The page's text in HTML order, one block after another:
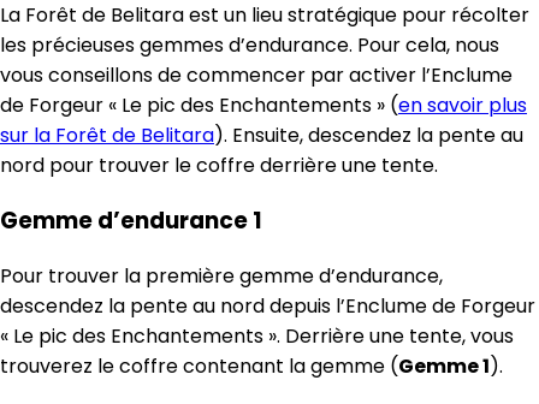
La Forêt de Belitara est un lieu stratégique pour récolter
les précieuses gemmes d’endurance. Pour cela, nous
vous conseillons de commencer par activer l’Enclume
de Forgeur « Le pic des Enchantements » (en savoir plus
sur la Forêt de Belitara). Ensuite, descendez la pente au
nord pour trouver le coffre derrière une tente.
Gemme d’endurance 1
Pour trouver la première gemme d’endurance,
descendez la pente au nord depuis l’Enclume de Forgeur
« Le pic des Enchantements ». Derrière une tente, vous
trouverez le coffre contenant la gemme (Gemme 1).